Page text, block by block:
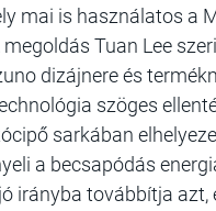
mai is használatos a
Tuan Lee
dizájnere és
szöges
sarkában
a becsapódás
irányba továbbítja azt,